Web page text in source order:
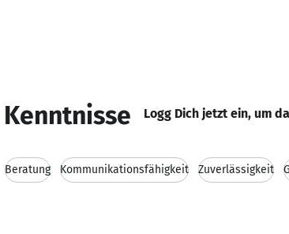
Logg Dich jetzt ein, um
Beratung Kommunikationsfähigkeit Zuverlässigkeit